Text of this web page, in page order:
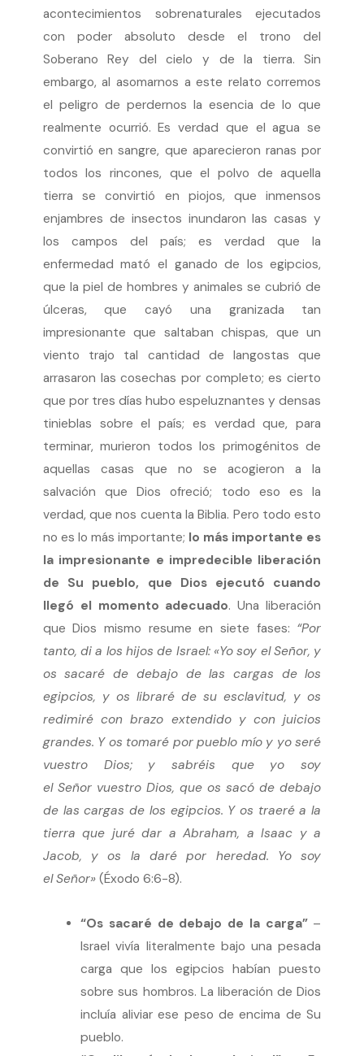
acontecimientos sobrenaturales ejecutados
con poder absoluto desde el trono del
Soberano Rey del cielo y de la tierra. Sin
embargo, al asomarnos a este relato corremos
el peligro de perdernos la esencia de lo que
realmente ocurrió. Es verdad que el agua se
convirtió en sangre, que aparecieron ranas por
todos los rincones, que el polvo de aquella
tierra se convirtió en piojos, que inmensos
enjambres de insectos inundaron las casas y
los campos del país; es verdad que la
enfermedad mató el ganado de los egipcios,
que la piel de hombres y animales se cubrió de
úlceras, que cayó una granizada tan
impresionante que saltaban chispas, que un
viento trajo tal cantidad de langostas que
arrasaron las cosechas por completo; es cierto
que por tres días hubo espeluznantes y densas
tinieblas sobre el país; es verdad que, para
terminar, murieron todos los primogénitos de
aquellas casas que no se acogieron a la
salvación que Dios ofreció; todo eso es la
verdad, que nos cuenta la Biblia. Pero todo esto
no es lo más importante; lo más importante es
la impresionante e impredecible liberación
de Su pueblo, que Dios ejecutó cuando
llegó el momento adecuado. Una liberación
que Dios mismo resume en siete fases: “Por
tanto, di a los hijos de Israel: «Yo soy el Señor, y
os sacaré de debajo de las cargas de los
egipcios, y os libraré de su esclavitud, y os
redimiré con brazo extendido y con juicios
grandes. Y os tomaré por pueblo mío y yo seré
vuestro Dios; y sabréis que yo soy
el Señor vuestro Dios, que os sacó de debajo
de las cargas de los egipcios. Y os traeré a la
tierra que juré dar a Abraham, a Isaac y a
Jacob, y os la daré por heredad. Yo soy
el Señor»(Éxodo 6:6-8).
“Os sacaré de debajo de la carga”–
Israel vivía literalmente bajo una pesada
carga que los egipcios habían puesto
sobre sus hombros. La liberación de Dios
incluía aliviar ese peso de encima de Su
pueblo.